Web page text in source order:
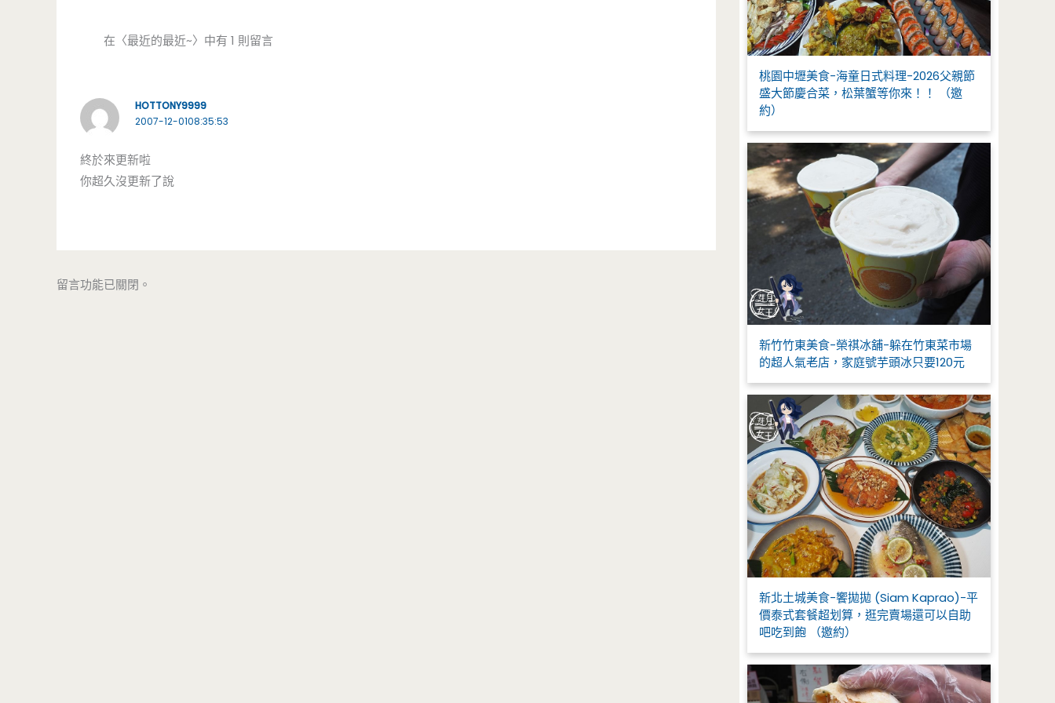
在〈最近的最近~〉中有 1 則留言
HOTTONY9999
2007-12-0108:35:53
終於來更新啦
你超久沒更新了說
留言功能已關閉。
桃園中壢美食-海童日式料理-2026父親節
盛大節慶合菜，松葉蟹等你來！！ （邀
約）
新竹竹東美食-榮祺冰舖-躲在竹東菜市場
的超人氣老店，家庭號芋頭冰只要120元
新北土城美食-饗拋拋 (Siam Kaprao)-平
價泰式套餐超划算，逛完賣場還可以自助
吧吃到飽 （邀約）